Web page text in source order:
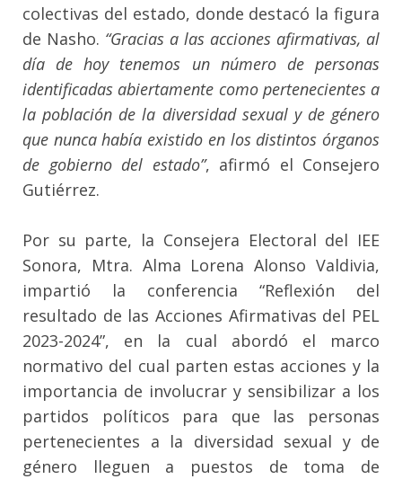
colectivas del estado, donde destacó la figura
de Nasho. “Gracias a las acciones afirmativas, al
día de hoy tenemos un número de personas
identificadas abiertamente como pertenecientes a
la población de la diversidad sexual y de género
que nunca había existido en los distintos órganos
de gobierno del estado”, afirmó el Consejero
Gutiérrez.
Por su parte, la Consejera Electoral del IEE
Sonora, Mtra. Alma Lorena Alonso Valdivia,
impartió la conferencia “Reflexión del
resultado de las Acciones Afirmativas del PEL
2023-2024”, en la cual abordó el marco
normativo del cual parten estas acciones y la
importancia de involucrar y sensibilizar a los
partidos políticos para que las personas
pertenecientes a la diversidad sexual y de
género lleguen a puestos de toma de